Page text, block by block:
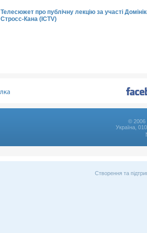
Телесюжет про публічну лекцію за участі
Стросс-Кана (ICTV)
© 2006
Україна,
Створення та